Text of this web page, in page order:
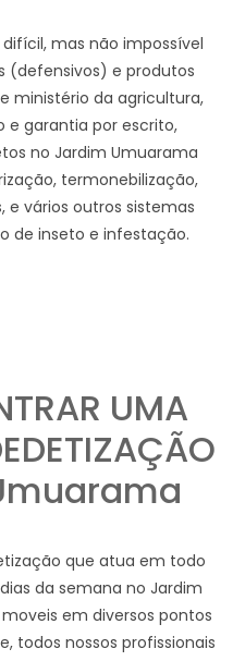
mas não impossível
(defensivos) e produtos
ministério da agricultura,
garantia por escrito,
no Jardim Umuarama
termonebilização,
e vários outros sistemas
de inseto e infestação.
UMA
que atua em todo
da semana no Jardim
em diversos pontos
todos nossos profissionais